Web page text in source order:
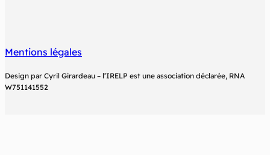
Mentions légales
Design par Cyril Girardeau – l’IRELP est une association déclarée, RNA
W751141552